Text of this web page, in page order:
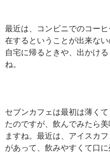
最近は、コンビニでのコー
在するということが出来な
自宅に帰るときや、出かけ
ね。
セブンカフェは最初は薄く
たのですが、飲んでみたら
ますね。最近は、アイスカ
があって、飲みやすくて口